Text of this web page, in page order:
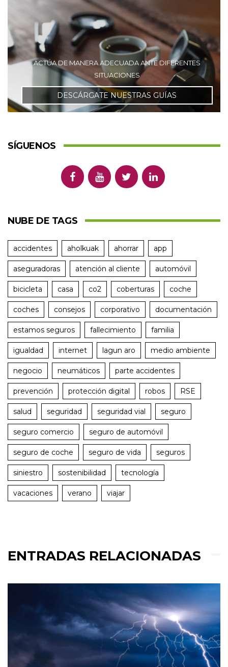
ACTÚA DE MANERA ADECUADA ANTE DIFERENTES
SITUACIONES
DESCÁRGATE NUESTRAS GUÍAS
SÍGUENOS
NUBE DE TAGS
accidentes aholkuak ahorrar app
aseguradoras atención al cliente automóvil
bicicleta casa co2 coberturas coche
coches consejos corporativo documentación
estamos seguros fallecimiento familia
igualdad internet lagun aro medio ambiente
negocio neumáticos parte accidentes
prevención protección digital robos RSE
salud seguridad seguridad vial seguro
seguro comercio seguro de automóvil
seguro de coche seguro de vida seguros
siniestro sostenibilidad tecnología
vacaciones verano viajar
ENTRADAS RELACIONADAS